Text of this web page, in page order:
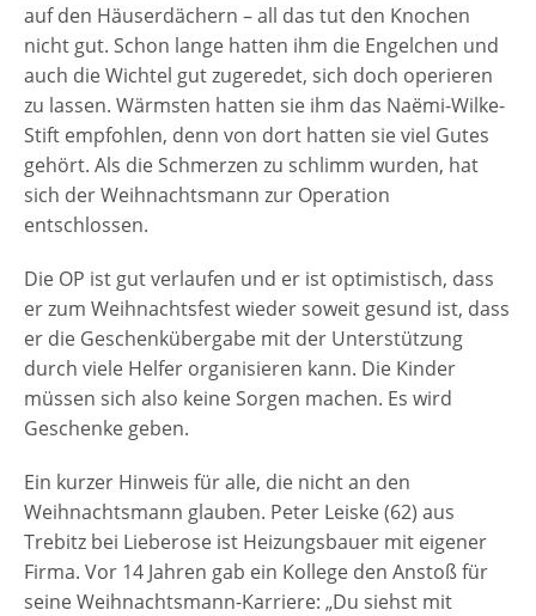
auf den Häuserdächern – all das tut den Knochen
nicht gut. Schon lange hatten ihm die Engelchen und
auch die Wichtel gut zugeredet, sich doch operieren
zu lassen. Wärmsten hatten sie ihm das Naëmi-Wilke-
Stift empfohlen, denn von dort hatten sie viel Gutes
gehört. Als die Schmerzen zu schlimm wurden, hat
sich der Weihnachtsmann zur Operation
entschlossen.
Die OP ist gut verlaufen und er ist optimistisch, dass
er zum Weihnachtsfest wieder soweit gesund ist, dass
er die Geschenkübergabe mit der Unterstützung
durch viele Helfer organisieren kann. Die Kinder
müssen sich also keine Sorgen machen. Es wird
Geschenke geben.
Ein kurzer Hinweis für alle, die nicht an den
Weihnachtsmann glauben. Peter Leiske (62) aus
Trebitz bei Lieberose ist Heizungsbauer mit eigener
Firma. Vor 14 Jahren gab ein Kollege den Anstoß für
seine Weihnachtsmann-Karriere: „Du siehst mit